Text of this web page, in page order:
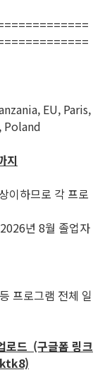
EU, Paris,
지
이하므로 각 프로
년 8월 졸업자
프로그램 전체 일
로드 (구글폼 링크